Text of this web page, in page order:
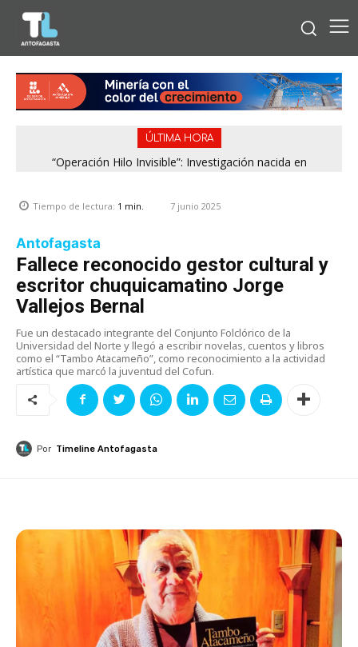
ÚLTIMA HORA
“Operación Hilo Invisible”: Investigación nacida en
Tiempo de lectura: 1 min. 7 junio 2025
Antofagasta
Fallece reconocido gestor cultural y
escritor chuquicamatino Jorge
Vallejos Bernal
Fue un destacado integrante del Conjunto Folclórico de la
Universidad del Norte y llegó a escribir novelas, cuentos y libros
como el “Tambo Atacameño”, como reconocimiento a la actividad
artística que marcó la juventud del Cofun.
Por Timeline Antofagasta